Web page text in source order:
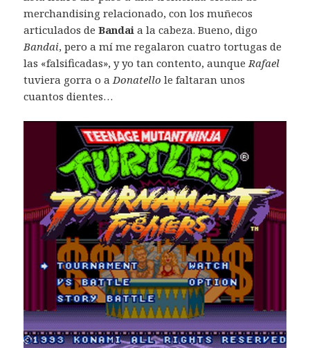
merchandising relacionado, con los muñecos
articulados deBandai a la cabeza. Bueno, digo
Bandai, pero a mí me regalaron cuatro tortugas de
las «falsificadas», y yo tan contento, aunque Rafael
tuviera gorra o a Donatello le faltaran unos
cuantos dientes…